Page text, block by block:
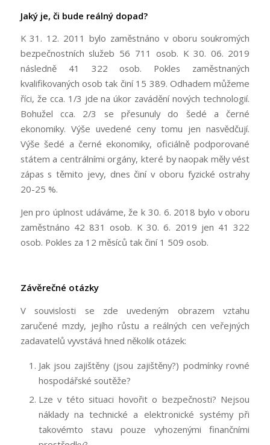
Jaký je, či bude reálný dopad?
K 31. 12. 2011 bylo zaměstnáno v oboru soukromých
bezpečnostních služeb 56 711 osob. K 30. 06. 2019
následně 41 322 osob. Pokles zaměstnaných
kvalifikovaných osob tak činí 15 389. Odhadem můžeme
říci, že cca. 1/3 jde na úkor zavádění nových technologií.
Bohužel cca. 2/3 se přesunuly do šedé a černé
ekonomiky. Výše uvedené ceny tomu jen nasvědčují.
Výše šedé a černé ekonomiky, oficiálně podporované
státem a centrálními orgány, které by naopak měly vést
zápas s těmito jevy, dnes činí v oboru fyzické ostrahy
20-25 %.
Jen pro úplnost udáváme, že k 30. 6. 2018 bylo v oboru
zaměstnáno 42 831 osob. K 30. 6. 2019 jen 41 322
osob. Pokles za 12 měsíců tak činí 1 509 osob.
Závěrečné otázky
V souvislosti se zde uvedeným obrazem vztahu
zaručené mzdy, jejího růstu a reálných cen veřejných
zadavatelů vyvstává hned několik otázek:
Jak jsou zajištěny (jsou zajištěny?) podmínky rovné
hospodářské soutěže?
Lze v této situaci hovořit o bezpečnosti? Nejsou
náklady na technické a elektronické systémy při
takovémto stavu pouze vyhozenými finančními